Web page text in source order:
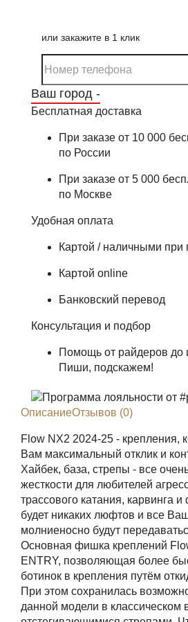
или закажите в 1 клик
Ваш город -
Бесплатная доставка
При заказе от 10 000
по России
При заказе от 5 000
по Москве
Удобная оплата
Картой / наличными при
Картой online
Банковский перевод
Консультация и подбор
Помощь от райдеров до
Пиши, подскажем!
ОписаниеОтзывов (0)
Flow NX2 2024-25 - крепления,
Вам максимальный отклик и
Хайбек, база, стрепы - все
жесткости для любителей
трассового катания, карвинга
будет никаких люфтов и все
молниеносно будут
Основная фишка креплений
ENTRY, позволяющая более
ботинок в крепления путём
При этом сохранилась
данной модели в классическом